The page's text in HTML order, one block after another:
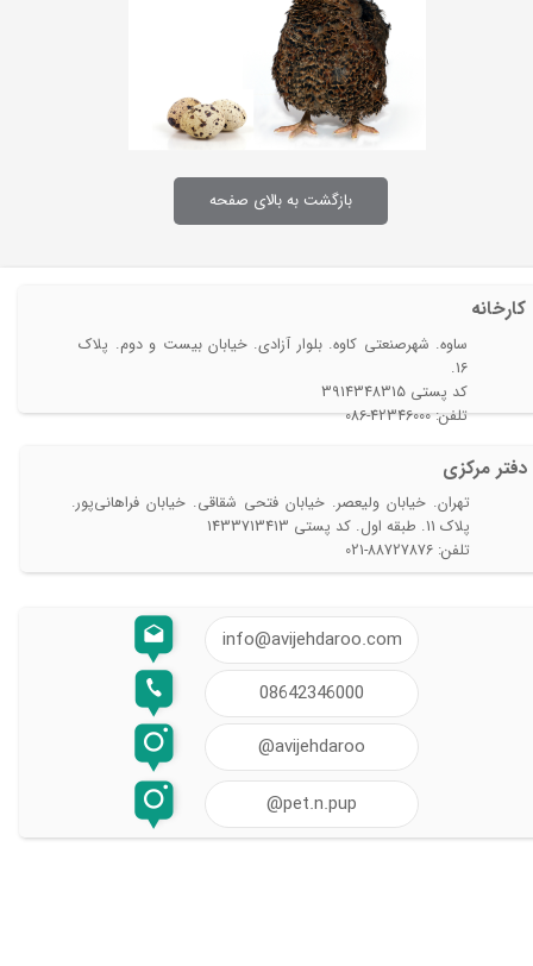
بازگشت به بالای صفحه
دفتر مرکزی​​​​​​​
تهران. خیابان ولیعصر. خیابان فتحی شقاقی. خیابان فراهانی‌پور.
پلاک 11. طبقه اول. کد پستی 1433713413
تلفن: 88727876-021
info@avijehdaroo.com
08642346000
@avijehdaroo
@pet.n.pup
ساوه. شهرصنعتی کاوه. بلوار آزادی. خیابان بیست و دوم. پلاک
16.
​​​​​​​کد پستی 3914348315
تلفن: 42346000-086​
کارخانه